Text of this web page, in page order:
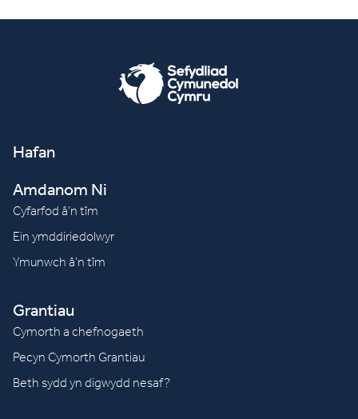
Hafan
Amdanom Ni
Cyfarfod â’n tîm
Ein ymddiriedolwyr
Ymunwch â’n tîm
Grantiau
Cymorth a chefnogaeth
Pecyn Cymorth Grantiau
Beth sydd yn digwydd nesaf?